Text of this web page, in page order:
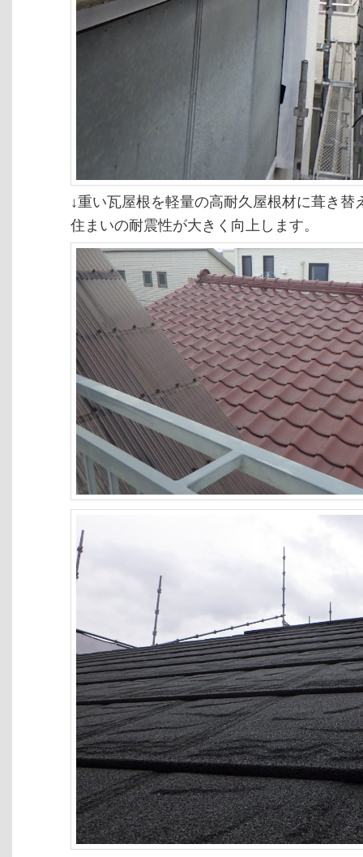
↓重い瓦屋根を軽量の高耐久屋根材に葺き替
住まいの耐震性が大きく向上します。